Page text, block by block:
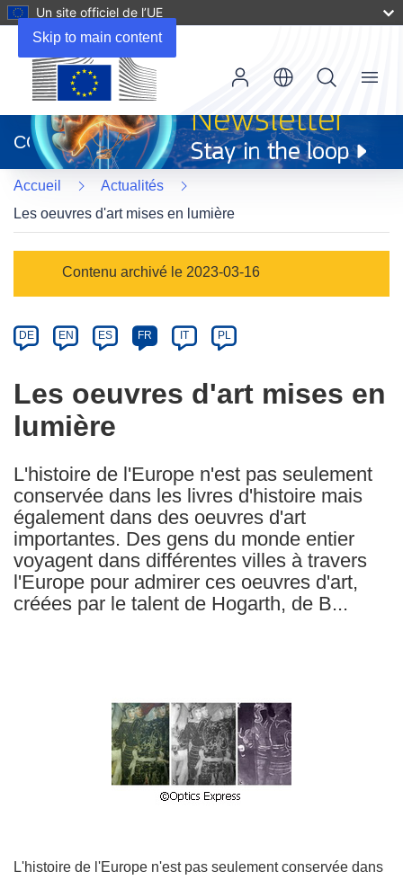
Skip to main content
Un site officiel de l’UE
dans
une
nouvelle
fenêtre)
CORDIS
Menu
Accueil
Actualités
Les oeuvres d'art mises en lumière
Category
Contenu archivé le 2023-03-16
Article
available
the
following
languages:
DE EN ES FR IT PL
Les oeuvres d'art mises en
lumière
L'histoire de l'Europe n'est pas seulement
conservée dans les livres d'histoire mais
également dans des oeuvres d'art
importantes. Des gens du monde entier
voyagent dans différentes villes à travers
l'Europe pour admirer ces oeuvres d'art,
créées par le talent de Hogarth, de B...
L'histoire de l'Europe n'est pas seulement conservée dans